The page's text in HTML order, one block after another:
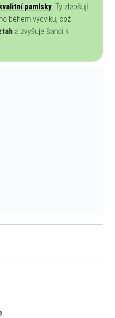
kvalitní pamlsky. Ty zlepšují
během výcviku, což
a zvyšuje šanci k